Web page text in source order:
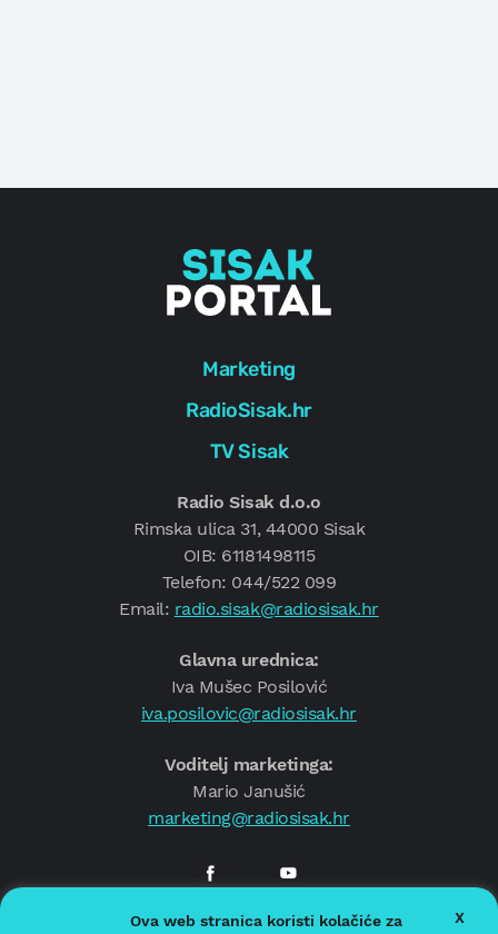
Marketing
RadioSisak.hr
TV Sisak
Radio Sisak d.o.o
Rimska ulica 31, 44000 Sisak
OIB: 61181498115
Telefon: 044/522 099
Email: radio.sisak@radiosisak.hr
Glavna urednica:
Iva Mušec Posilović
iva.posilovic@radiosisak.hr
Voditelj marketinga:
Mario Janušić
marketing@radiosisak.hr
© 2026.Radio Sisak
Ova web stranica koristi kolačiće za X